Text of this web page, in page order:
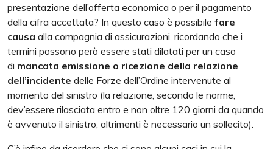
presentazione dell’offerta economica o per il pagamento
della cifra accettata? In questo caso è possibile fare
causa alla compagnia di assicurazioni, ricordando che i
termini possono però essere stati dilatati per un caso
di mancata emissione o ricezione della relazione
dell’incidente delle Forze dell’Ordine intervenute al
momento del sinistro (la relazione, secondo le norme,
dev’essere rilasciata entro e non oltre 120 giorni da quando
è avvenuto il sinistro, altrimenti è necessario un sollecito).